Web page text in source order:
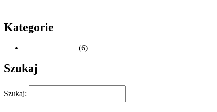
Kategorie
(6)
Szukaj
Szukaj: